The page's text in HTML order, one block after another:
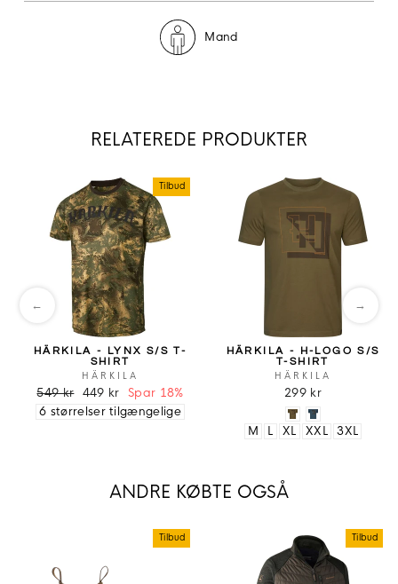
Mand
RELATEREDE PRODUKTER
Tilbud
HÄRKILA - LYNX S/S T-
SHIRT
HÄRKILA
549 kr 449 kr Spar 18%
6 størrelser tilgængelige
HÄRKILA - H-LOGO S/S
T-SHIRT
HÄRKILA
299 kr
M L XL XXL 3XL
← →
ANDRE KØBTE OGSÅ
Tilbud Tilbud